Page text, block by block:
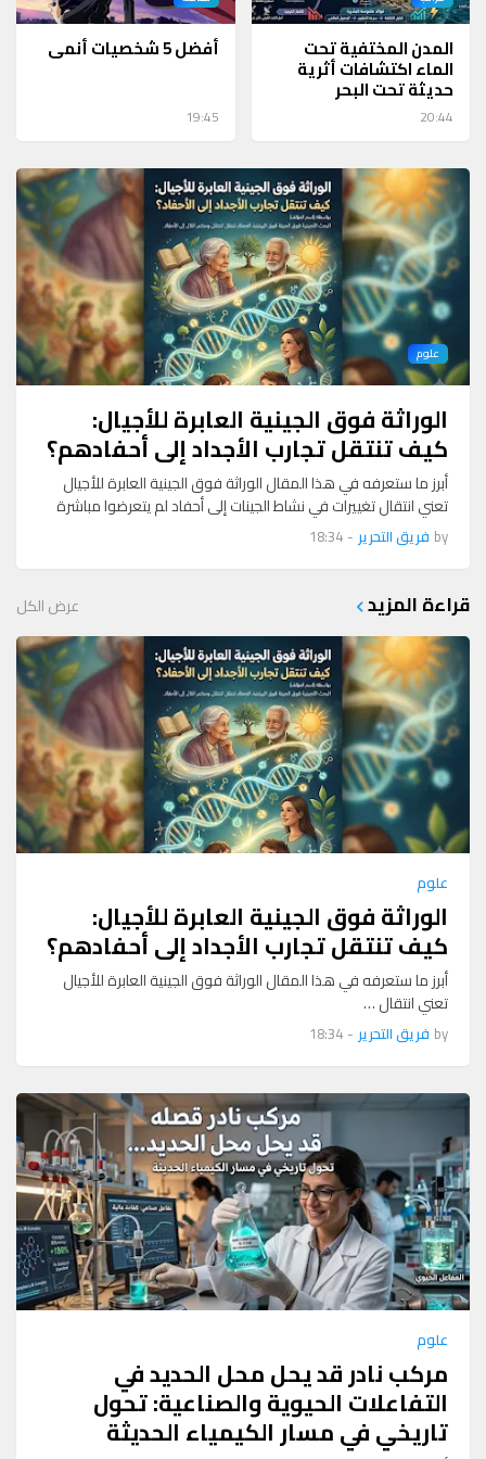
المدن المختفية تحت
الماء اكتشافات أثرية
حديثة تحت البحر
20:44
أفضل 5 شخصيات أنمي
19:45
علوم
الوراثة فوق الجينية العابرة للأجيال:
كيف تنتقل تجارب الأجداد إلى أحفادهم؟
أبرز ما ستعرفه في هذا المقال الوراثة فوق الجينية العابرة للأجيال
تعني انتقال تغييرات في نشاط الجينات إلى أحفاد لم يتعرضوا مباشرة
للمؤثر الأصلي، دون أي تغ…
by فريق التحرير -
18:34
قراءة المزيد عرض الكل
علوم
الوراثة فوق الجينية العابرة للأجيال:
كيف تنتقل تجارب الأجداد إلى أحفادهم؟
أبرز ما ستعرفه في هذا المقال الوراثة فوق الجينية العابرة للأجيال
تعني انتقال …
by فريق التحرير -
18:34
علوم
مركب نادر قد يحل محل الحديد في
التفاعلات الحيوية والصناعية: تحول
تاريخي في مسار الكيمياء الحديثة